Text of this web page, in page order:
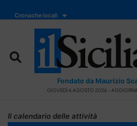
Cronache locali
Fondato da Maurizio
GIOVEDÌ 6 AGOSTO 2026 -
Il calendario delle attività